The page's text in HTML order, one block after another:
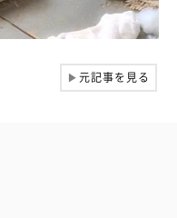
▶元記事を見る